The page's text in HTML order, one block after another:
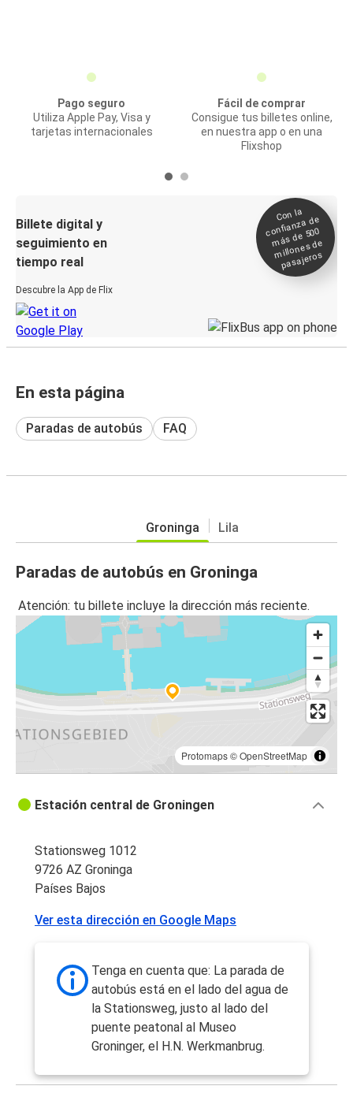
Pago seguro
Utiliza Apple Pay, Visa y
tarjetas internacionales
Fácil de comprar
Consigue tus billetes online,
en nuestra app o en una
Flixshop
Billete digital y
seguimiento en
tiempo real
Descubre la App de Flix
Con la
confianza de
más de 500
millones de
pasajeros
En esta página
Paradas de autobús FAQ
Groninga Lila
Paradas de autobús en Groninga
Atención: tu billete incluye la dirección más reciente.
Protomaps©OpenStreetMap
Estación central de Groningen
Stationsweg 1012
9726 AZ Groninga
Países Bajos
Ver esta dirección en Google Maps
Tenga en cuenta que: La parada de
autobús está en el lado del agua de
la Stationsweg, justo al lado del
puente peatonal al Museo
Groninger, el H.N. Werkmanbrug.